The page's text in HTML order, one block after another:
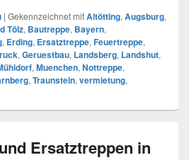
| Gekennzeichnet mitAltötting, Augsburg,
Tölz, Bautreppe, Bayern,
, Erding, Ersatztreppe, Feuertreppe,
, Geruestbau, Landsberg, Landshut,
, Muenchen, Nottreppe,
, Traunstein, vermietung,
Ersatztreppen in